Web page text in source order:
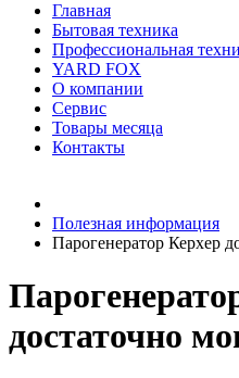
Главная
Бытовая техника
Профессиональная
YARD FOX
О компании
Сервис
Товары месяца
Контакты
Полезная информация
Парогенератор Керхер
достаточно